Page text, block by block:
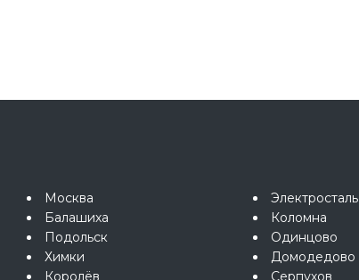
Москва
Балашиха
Подольск
Химки
Королёв
Электросталь
Коломна
Одинцово
Домодедово
Серпухов